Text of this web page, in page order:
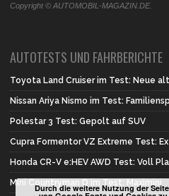
Copyright © AUTOMOBIL-MAGAZIN.DE.
AUTOTESTS UND FAHRBERICHTE
Toyota Land Cruiser im Test: Neue
Nissan Ariya Nismo im Test:
Polestar 3 Test: Gepolt auf SUV
Cupra Formentor VZ Extreme Test:
Honda CR-V e:HEV AWD Test: Voll
Mini Countryman D im Test: Maximini
Durch die weitere Nutzung der